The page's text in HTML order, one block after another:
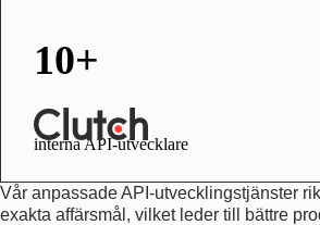
10+
interna API-utvecklare
Vår anpassade API-utvecklingstjänster
exakta affärsmål, vilket leder till bättre